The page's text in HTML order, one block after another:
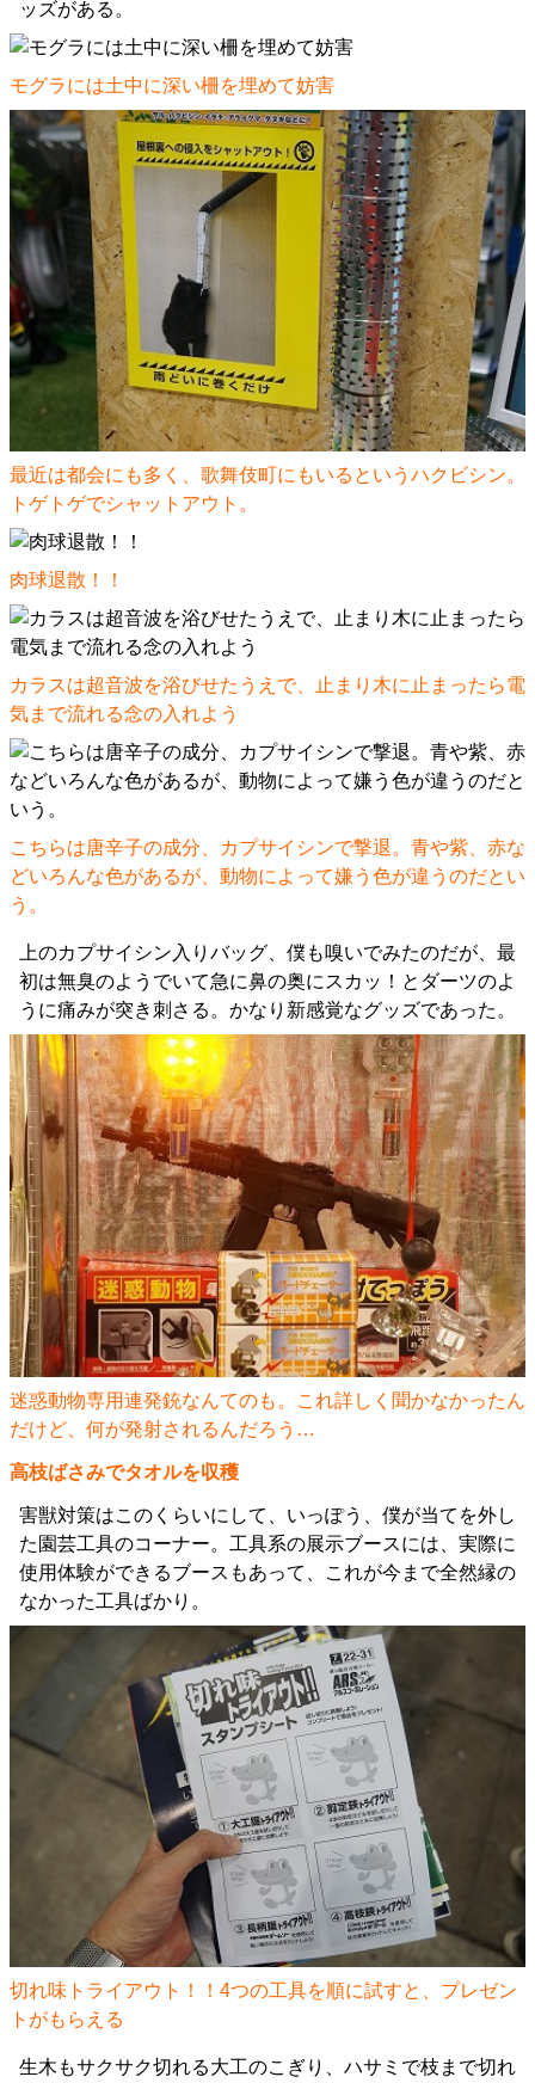
ッズがある。
モグラには土中に深い柵を埋めて妨害
最近は都会にも多く、歌舞伎町にもいるというハクビシン。
トゲトゲでシャットアウト。
肉球退散！！
カラスは超音波を浴びせたうえで、止まり木に止まったら電
気まで流れる念の入れよう
こちらは唐辛子の成分、カプサイシンで撃退。青や紫、赤な
どいろんな色があるが、動物によって嫌う色が違うのだとい
う。
上のカプサイシン入りバッグ、僕も嗅いでみたのだが、最
初は無臭のようでいて急に鼻の奥にスカッ！とダーツのよ
うに痛みが突き刺さる。かなり新感覚なグッズであった。
迷惑動物専用連発銃なんてのも。これ詳しく聞かなかったん
だけど、何が発射されるんだろう…
高枝ばさみでタオルを収穫
害獣対策はこのくらいにして、いっぽう、僕が当てを外し
た園芸工具のコーナー。工具系の展示ブースには、実際に
使用体験ができるブースもあって、これが今まで全然縁の
なかった工具ばかり。
切れ味トライアウト！！4つの工具を順に試すと、プレゼン
トがもらえる
生木もサクサク切れる大工のこぎり、ハサミで枝まで切れ